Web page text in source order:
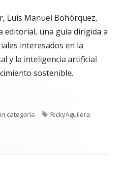
Luis Manuel Bohórquez,
editorial, una guía dirigida a
interesados en la
y la inteligencia artificial
sostenible.
Manuel Bohórquez publica
categoría Etiquetas
RickyAguilera